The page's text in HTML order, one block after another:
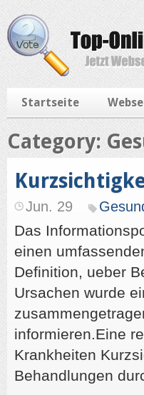
Startseite
Category:
Jun. 29
Das
einen
Definition, ueber
Ursachen wurde
informieren.Eine
Krankheiten
Behandlungen